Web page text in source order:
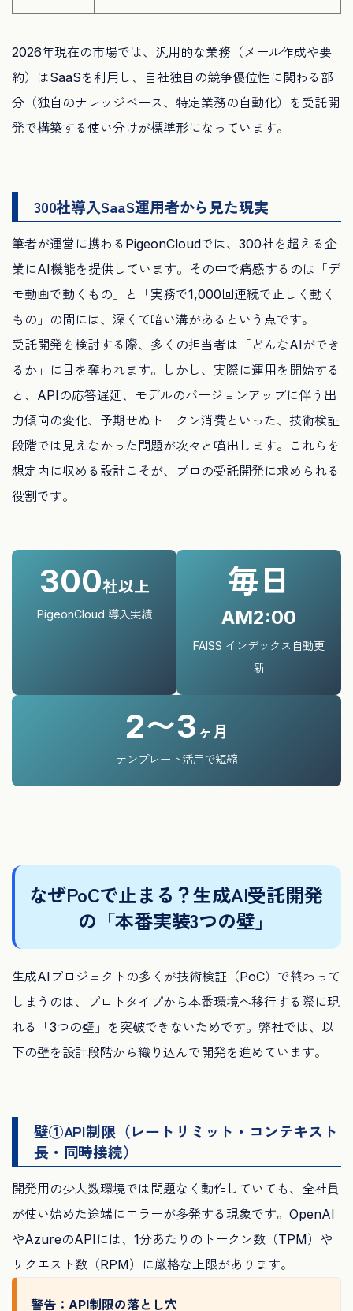
2026年現在の市場では、汎用的な業務（メール作成や要
約）はSaaSを利用し、自社独自の競争優位性に関わる部
分（独自のナレッジベース、特定業務の自動化）を受託開
発で構築する使い分けが標準形になっています。
300社導入SaaS運用者から見た現実
筆者が運営に携わるPigeonCloudでは、300社を超える企
業にAI機能を提供しています。その中で痛感するのは「デ
モ動画で動くもの」と「実務で1,000回連続で正しく動く
もの」の間には、深くて暗い溝があるという点です。
受託開発を検討する際、多くの担当者は「どんなAIができ
るか」に目を奪われます。しかし、実際に運用を開始する
と、APIの応答遅延、モデルのバージョンアップに伴う出
力傾向の変化、予期せぬトークン消費といった、技術検証
段階では見えなかった問題が次々と噴出します。これらを
想定内に収める設計こそが、プロの受託開発に求められる
役割です。
300社以上
PigeonCloud 導入実績
毎日
AM2:00
FAISS インデックス自動更
新
2〜3 ヶ月
テンプレート活用で短縮
なぜPoCで止まる？生成AI受託開発
の「本番実装3つの壁」
生成AIプロジェクトの多くが技術検証（PoC）で終わって
しまうのは、プロトタイプから本番環境へ移行する際に現
れる「3つの壁」を突破できないためです。弊社では、以
下の壁を設計段階から織り込んで開発を進めています。
壁①API制限（レートリミット・コンテキスト
長・同時接続）
開発用の少人数環境では問題なく動作していても、全社員
が使い始めた途端にエラーが多発する現象です。OpenAI
やAzureのAPIには、1分あたりのトークン数（TPM）や
リクエスト数（RPM）に厳格な上限があります。
警告：API制限の落とし穴